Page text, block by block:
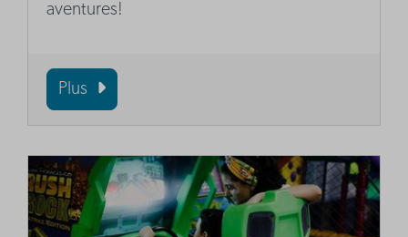
aventures!
Plus